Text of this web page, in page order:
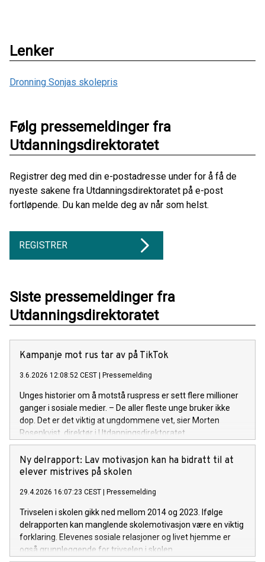
Lenker
Dronning Sonjas skolepris
Følg pressemeldinger fra
Utdanningsdirektoratet
Registrer deg med din e-postadresse under for å få de
nyeste sakene fra Utdanningsdirektoratet på e-post
fortløpende. Du kan melde deg av når som helst.
REGISTRER
Siste pressemeldinger fra
Utdanningsdirektoratet
Kampanje mot rus tar av på TikTok
3.6.2026 12:08:52 CEST Pressemelding
Unges historier om å motstå ruspress er sett flere millioner
ganger i sosiale medier. – De aller fleste unge bruker ikke
dop. Det er det viktig at ungdommene vet, sier Morten
Rosenkvist, direktør i Utdanningsdirektoratet.
Ny delrapport: Lav motivasjon kan ha bidratt til at
elever mistrives på skolen
29.4.2026 16:07:23 CEST Pressemelding
Trivselen i skolen gikk ned mellom 2014 og 2023. Ifølge
delrapporten kan manglende skolemotivasjon være en viktig
forklaring. Elevenes sosiale relasjoner og livet hjemme er
også grunnleggende for trivselen i skolen.